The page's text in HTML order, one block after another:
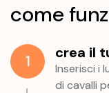
come
1 crea il
Inserisci i
di cavalli